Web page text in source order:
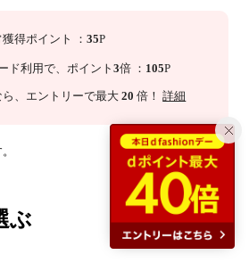
得ポイント ：35P
ド利用で、 ポイント3倍 ： 105P
、エントリーで最大 20 倍！詳細
ぶ